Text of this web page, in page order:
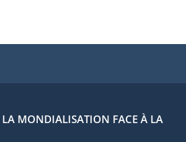
LA MONDIALISATION FACE À LA